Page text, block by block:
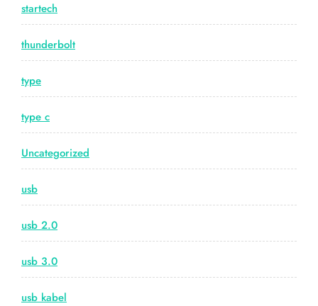
startech
thunderbolt
type
type c
Uncategorized
usb
usb 2.0
usb 3.0
usb kabel